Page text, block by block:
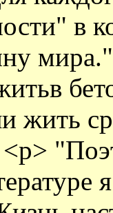
в
жить
<p>